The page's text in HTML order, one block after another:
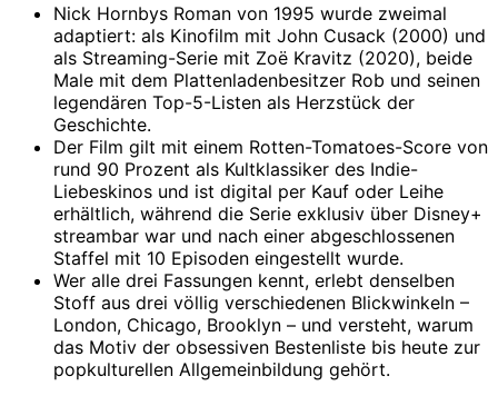
Nick Hornbys Roman von 1995 wurde zweimal
adaptiert: als Kinofilm mit John Cusack (2000) und
als Streaming-Serie mit Zoë Kravitz (2020), beide
Male mit dem Plattenladenbesitzer Rob und seinen
legendären Top-5-Listen als Herzstück der
Geschichte.
Der Film gilt mit einem Rotten-Tomatoes-Score von
rund 90 Prozent als Kultklassiker des Indie-
Liebeskinos und ist digital per Kauf oder Leihe
erhältlich, während die Serie exklusiv über Disney+
streambar war und nach einer abgeschlossenen
Staffel mit 10 Episoden eingestellt wurde.
Wer alle drei Fassungen kennt, erlebt denselben
Stoff aus drei völlig verschiedenen Blickwinkeln –
London, Chicago, Brooklyn – und versteht, warum
das Motiv der obsessiven Bestenliste bis heute zur
popkulturellen Allgemeinbildung gehört.